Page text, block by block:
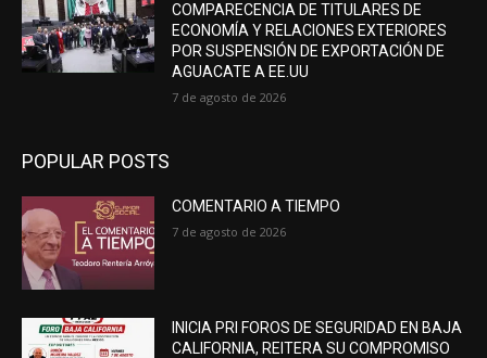
COMPARECENCIA DE TITULARES DE
ECONOMÍA Y RELACIONES EXTERIORES
POR SUSPENSIÓN DE EXPORTACIÓN DE
AGUACATE A EE.UU
7 de agosto de 2026
POPULAR POSTS
COMENTARIO A TIEMPO
7 de agosto de 2026
INICIA PRI FOROS DE SEGURIDAD EN BAJA
CALIFORNIA, REITERA SU COMPROMISO